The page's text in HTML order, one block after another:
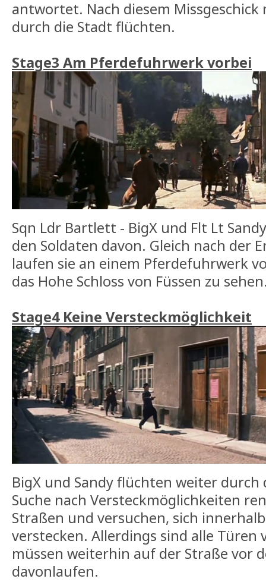
antwortet. Nach diesem Missgeschick
durch die Stadt flüchten.
Stage3 Am Pferdefuhrwerk vorbei
Sqn Ldr Bartlett - BigX und Flt Lt
den Soldaten davon. Gleich nach der
laufen sie an einem Pferdefuhrwerk
das Hohe Schloss von Füssen zu
Stage4 Keine Versteckmöglichkeit
BigX und Sandy flüchten weiter durch
Suche nach Versteckmöglichkeiten
Straßen und versuchen, sich
verstecken. Allerdings sind alle Türen
müssen weiterhin auf der Straße vor
davonlaufen.